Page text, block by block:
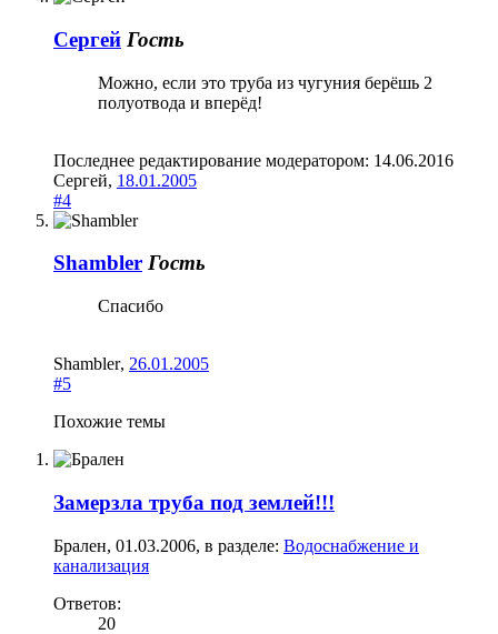
Сергей Гость
Можно, если это труба из чугуния берёшь 2
полуотвода и вперёд!
Последнее редактирование модератором: 14.06.2016
Сергей, 18.01.2005
#4
Shambler Гость
Спасибо
Shambler, 26.01.2005
#5
Похожие темы
Замерзла труба под землей!!!
Брален, 01.03.2006, в разделе: Водоснабжение и
канализация
Ответов:
20